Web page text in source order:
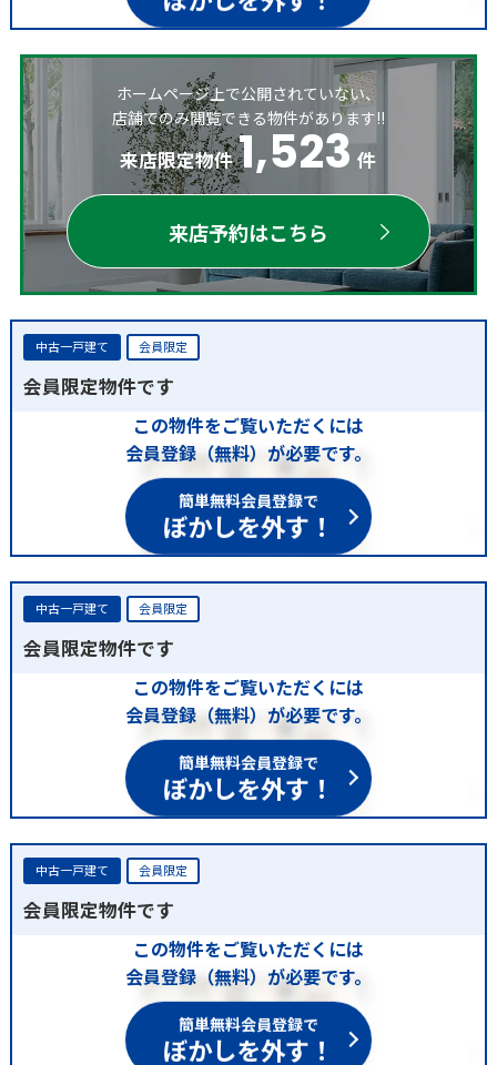
ホームページ上で公開されていない、
店舗でのみ閲覧できる物件があります!!
来店限定物件 1,523 件
来店予約はこちら
中古一戸建て 会員限定
会員限定物件です
この物件をご覧いただくには
会員登録（無料）が必要です。
簡単無料会員登録で
ぼかしを外す！
中古一戸建て 会員限定
会員限定物件です
この物件をご覧いただくには
会員登録（無料）が必要です。
簡単無料会員登録で
ぼかしを外す！
中古一戸建て 会員限定
会員限定物件です
この物件をご覧いただくには
会員登録（無料）が必要です。
簡単無料会員登録で
ぼかしを外す！